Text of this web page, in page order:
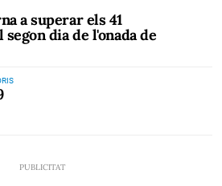
a superar els 41
segon dia de l'onada de